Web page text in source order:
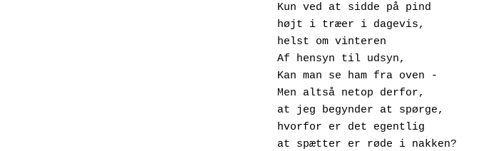
       Kun ved at sidde på pind
       højt i træer i dagevis,
       helst om vinteren
       Af hensyn til udsyn,
       Kan man se ham fra oven -
       Men altså netop derfor,
       at jeg begynder at spørge,
       hvorfor er det egentlig
       at spætter er røde i nakken?